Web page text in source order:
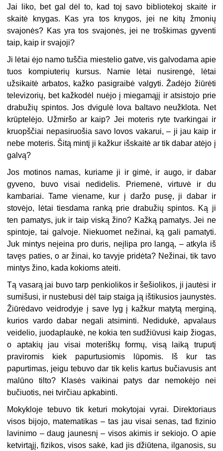
Jai liko, bet gal dėl to, kad toj savo bibliotekoj skaitė ir
skaitė knygas. Kas yra tos knygos, jei ne kitų žmonių
svajonės? Kas yra tos svajonės, jei ne troškimas gyventi
taip, kaip ir svajoji?
Ji lėtai ėjo namo tuščia miestelio gatve, vis galvodama apie
tuos kompiuterių kursus. Namie lėtai nusirengė, lėtai
užsikaitė arbatos, kažko pasigraibė valgyti. Žadėjo žiūrėti
televizorių, bet kažkodėl nuėjo į miegamąjį ir atsistojo prie
drabužių spintos. Jos dvigulė lova baltavo neužklota. Net
krūptelėjo. Užmiršo ar kaip? Jei moteris ryte tvarkingai ir
kruopščiai nepasiruošia savo lovos vakarui, – ji jau kaip ir
nebe moteris. Šitą mintį ji kažkur išskaitė ar tik dabar atėjo į
galvą?
Jos motinos namas, kuriame ji ir gimė, ir augo, ir dabar
gyveno, buvo visai nedidelis. Priemenė, virtuvė ir du
kambariai. Tame viename, kur į daržo pusę, ji dabar ir
stovėjo, lėtai tiesdama ranką prie drabužių spintos. Ką ji
ten pamatys, juk ir taip viską žino? Kažką pamatys. Jei ne
spintoje, tai galvoje. Niekuomet nežinai, ką gali pamatyti.
Juk mintys neįeina pro duris, neįlipa pro langą, – atkyla iš
tavęs paties, o ar žinai, ko tavyje pridėta? Nežinai, tik tavo
mintys žino, kada kokioms ateiti.
Tą vasarą jai buvo tarp penkiolikos ir šešiolikos, ji jautėsi ir
sumišusi, ir nustebusi dėl taip staiga ją ištikusios jaunystės.
Žiūrėdavo veidrodyje į save lyg į kažkur matytą merginą,
kurios vardo dabar negali atsiminti. Nedidukė, apvalaus
veidelio, juodaplaukė, ne kokia ten sudžiūvusi kaip žiogas,
o aptakių jau visai moteriškų formų, visą laiką truputį
praviromis kiek papurtusiomis lūpomis. Iš kur tas
papurtimas, jeigu tebuvo dar tik kelis kartus bučiavusis ant
malūno tilto? Klasės vaikinai patys dar nemokėjo nei
bučiuotis, nei tvirčiau apkabinti.
Mokykloje tebuvo tik keturi mokytojai vyrai. Direktoriaus
visos bijojo, matematikas – tas jau visai senas, tad fizinio
lavinimo – daug jaunesnį – visos akimis ir sekiojo. O apie
ketvirtąjį, fizikos, visos sakė, kad jis džiūtena, ilganosis, su